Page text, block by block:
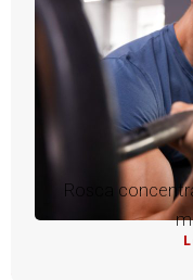
Rosca